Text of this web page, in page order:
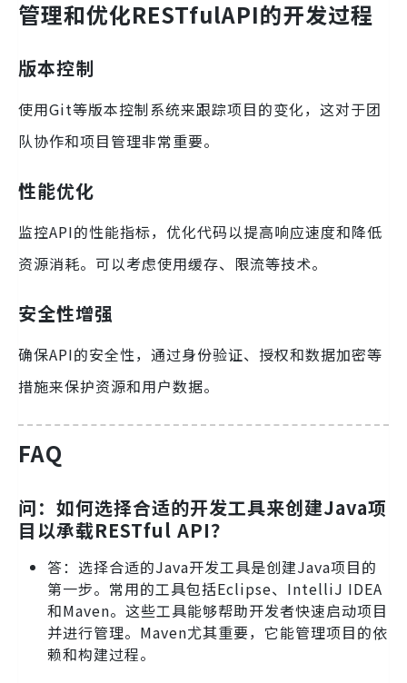
管理和优化RESTfulAPI的开发过程
版本控制
使用Git等版本控制系统来跟踪项目的变化，这对于团
队协作和项目管理非常重要。
性能优化
监控API的性能指标，优化代码以提高响应速度和降低
资源消耗。可以考虑使用缓存、限流等技术。
安全性增强
确保API的安全性，通过身份验证、授权和数据加密等
措施来保护资源和用户数据。
FAQ
问：如何选择合适的开发工具来创建Java项
目以承载RESTful API？
答：选择合适的Java开发工具是创建Java项目的
第一步。常用的工具包括Eclipse、IntelliJ IDEA
和Maven。这些工具能够帮助开发者快速启动项目
并进行管理。Maven尤其重要，它能管理项目的依
赖和构建过程。